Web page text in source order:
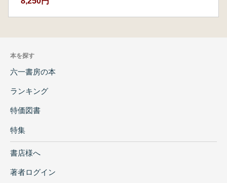
本を探す
六一書房の本
ランキング
特価図書
特集
書店様へ
著者ログイン